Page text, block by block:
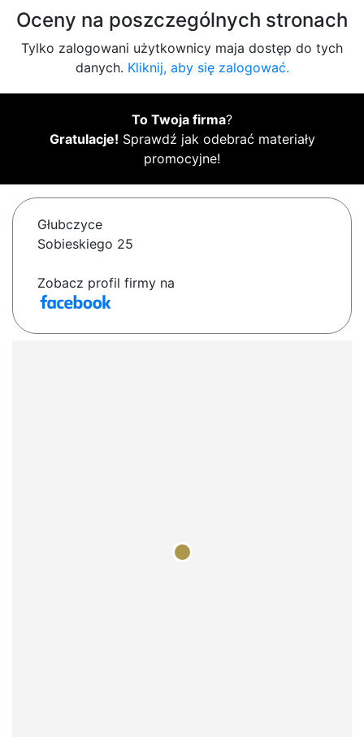
Oceny na poszczególnych stronach
Tylko zalogowani użytkownicy maja dostęp do tych
danych. Kliknij, aby się zalogować.
To Twoja firma?
Gratulacje! Sprawdź jak odebrać materiały
promocyjne!
Głubczyce
Sobieskiego 25
Zobacz profil firmy na